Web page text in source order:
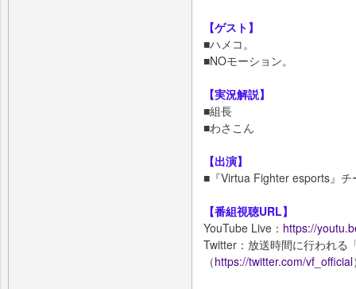
【ゲスト】
■ハメコ。
■NOモーション。
【実況解説】
■組長
■わさこん
【出演】
■『Virtua Fighter esports』
【番組視聴URL】
YouTube Live： https://
Twitter：放送時間に行われる
（https://twitter.com/vf_official